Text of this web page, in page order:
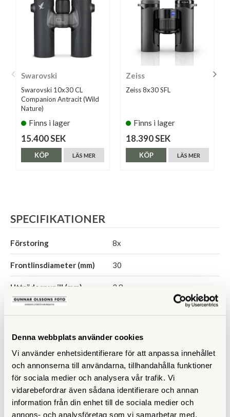
Denna webbplats använder cookies
Vi använder enhetsidentifierare för att anpassa innehållet
och annonserna till användarna, tillhandahålla funktioner
för sociala medier och analysera vår trafik. Vi
vidarebefordrar även sådana identifierare och annan
information från din enhet till de sociala medier och
annons- och analysföretag som vi samarbetar med.
Swarovski
Swarovski 10x30 CL
Companion Antracit (Wild
Nature)
Finns i lager
15.400 SEK
LÄS MER
KÖP
Zeiss
Zeiss 8x30 SFL
Finns i lager
18.390 SEK
LÄS MER
KÖP
SPECIFIKATIONER
Förstoring 8x
Frontlinsdiameter (mm) 30
Utträdespupill (mm) 3,8
Närgräns (m) 3
Vattentät Ja
Fokuseringstyp Centrumfokus